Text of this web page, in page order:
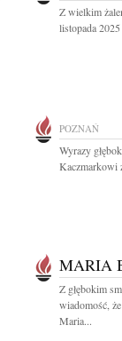
Z wielkim
listopada
POZNAŃ
Wyrazy
Kaczmarkowi
MARIA
Z głębokim
wiadomość,
Maria...